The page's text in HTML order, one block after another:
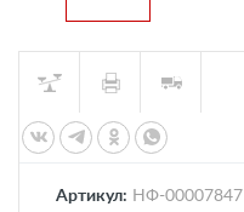
Артикул: НФ-00007847